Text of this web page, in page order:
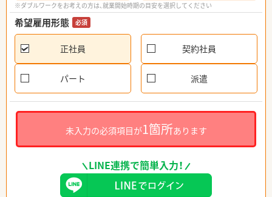
※ダブルワークをお考えの方は、就業開始時期の目安を選択してください
希望雇用形態 必須
正社員 契約社員
パート 派遣
未入力の必須項目が1箇所あります
LINE連携で簡単入力！